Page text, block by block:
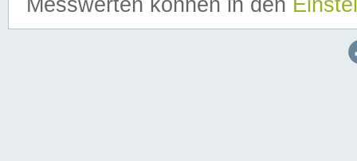
Messwerten können in den